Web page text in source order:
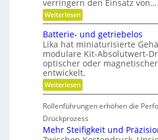
n
e
n
g
e
r
o
n
i
e
r
e
n
f
w
i
r
t
s
c
h
a
f
t
n
d
e
r
verringern den Einsatz von…
Weiterlesen:
L
n
g
e
r
e
B
e
t
r
e
b
Batterie- und getriebelos
Lika hat miniaturisierte
modulare Kit-Absolutwert-
optischer oder
entwickelt.
Weiterlesen:
B
t
t
e
r
Rollenführungen erhöhen die
Drückprozess
Mehr Steifigkeit und